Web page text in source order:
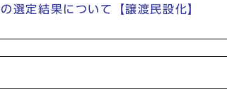
選定結果について【譲渡民設化】